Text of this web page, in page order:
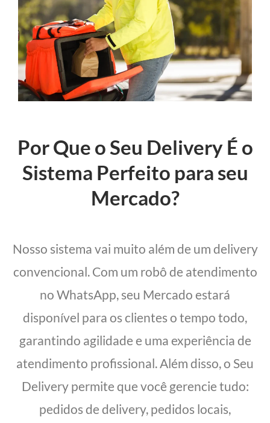
Por Que o Seu Delivery É o
Sistema Perfeito para seu
Mercado?
Nosso sistema vai muito além de um delivery
convencional. Com um robô de atendimento
no WhatsApp, seu Mercado estará
disponível para os clientes o tempo todo,
garantindo agilidade e uma experiência de
atendimento profissional. Além disso, o Seu
Delivery permite que você gerencie tudo:
pedidos de delivery, pedidos locais,